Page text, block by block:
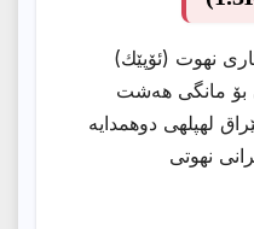
نهوت (ئۆپێك)
بۆ مانگی هەشت
لهپلهی دوهمدایه
نهوتی